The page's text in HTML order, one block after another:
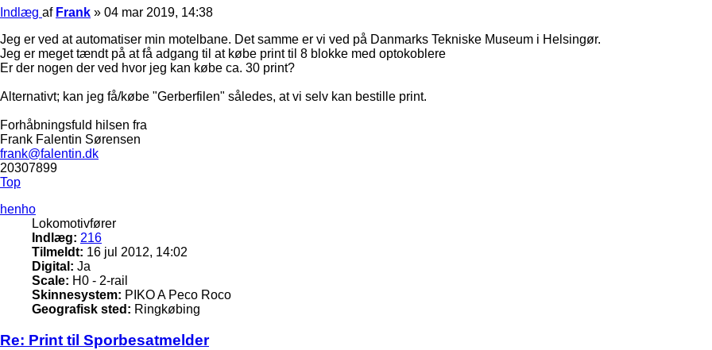
Indlæg af Frank » 04 mar 2019, 14:38
Jeg er ved at automatiser min motelbane. Det samme er vi ved på Danmarks Tekniske Museum i Helsingør.
Jeg er meget tændt på at få adgang til at købe print til 8 blokke med optokoblere
Er der nogen der ved hvor jeg kan købe ca. 30 print?
Alternativt; kan jeg få/købe "Gerberfilen" således, at vi selv kan bestille print.
Forhåbningsfuld hilsen fra
Frank Falentin Sørensen
frank@falentin.dk
20307899
Top
henho
Lokomotivfører
Indlæg: 216
Tilmeldt: 16 jul 2012, 14:02
Digital: Ja
Scale: H0 - 2-rail
Skinnesystem: PIKO A Peco Roco
Geografisk sted: Ringkøbing
Re: Print til Sporbesatmelder